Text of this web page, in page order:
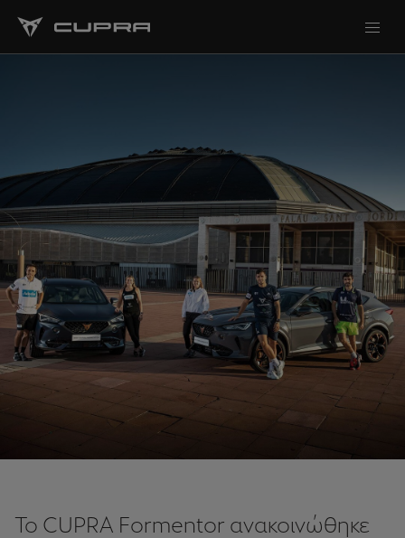
Το CUPRA Formentor ανακοινώθηκε